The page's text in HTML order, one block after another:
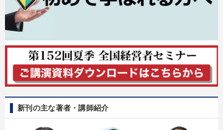
新刊の主な著者・講師紹介